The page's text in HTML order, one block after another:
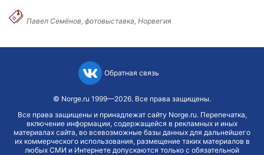
Павел Семёнов, фотовыставка, Норвегия
Обратная связь
© Norge.ru 1999—2026. Все права защищены.
Все права защищены и принадлежат сайту Norge.ru. Перепечатка,
включение информации, содержащейся в рекламных и иных
материалах сайта, во всевозможные базы данных для дальнейшего
их коммерческого использования, размещение таких материалов в
любых СМИ и Интернете допускаются только с обязательной